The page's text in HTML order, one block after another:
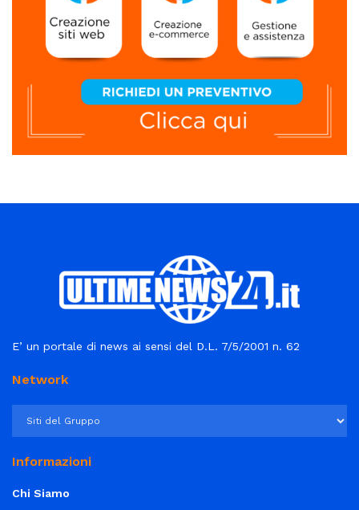
E’ un portale di news ai sensi del D.L. 7/5/2001 n. 62
Network
Informazioni
Chi Siamo